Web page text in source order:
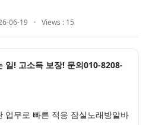
06-19 Views : 15
일! 고소득 보장! 문의010-8208-
업무로 빠른 적응 잠실노래방알바